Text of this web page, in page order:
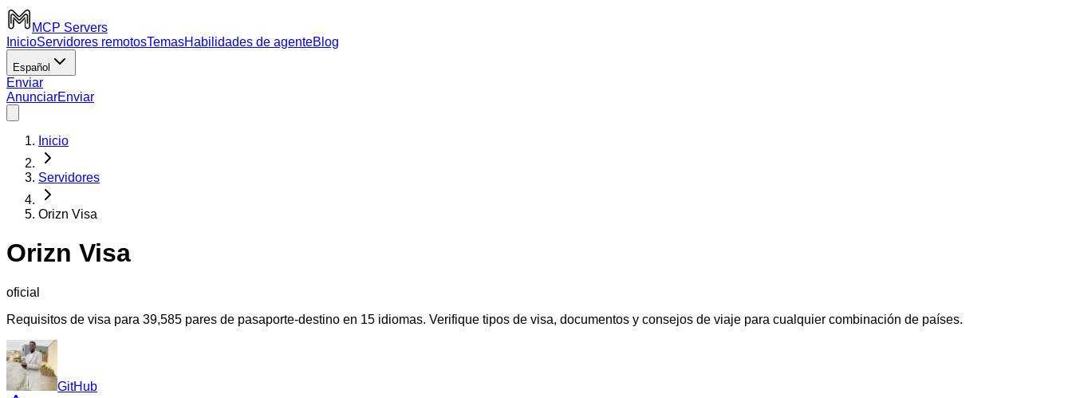
MCP Servers
InicioServidores remotosTemasHabilidades de agenteBlog
Español
Enviar
AnunciarEnviar
Inicio
Servidores
Orizn Visa
Orizn Visa
oficial
Requisitos de visa para 39,585 pares de pasaporte-destino en 15 idiomas. Verifique tipos de visa, documentos y consejos de viaje para cualquier combinación de países.
GitHub